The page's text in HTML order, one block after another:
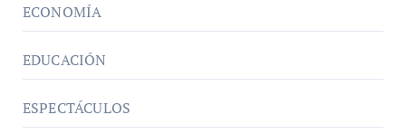
ECONOMÍA
EDUCACIÓN
ESPECTÁCULOS